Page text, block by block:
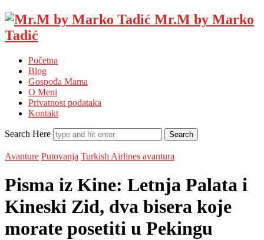
Mr.M by Marko
Tadić
Početna
Blog
Gospođa Mama
O Meni
Privatnost podataka
Kontakt
Search Here
Avanture Putovanja Turkish Airlines avantura
Pisma iz Kine: Letnja Palata i
Kineski Zid, dva bisera koje
morate posetiti u Pekingu